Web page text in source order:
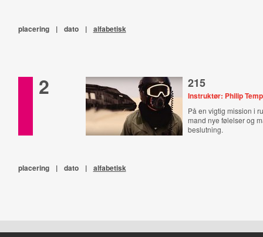
placering | dato | alfabetisk
2 215
Instruktør: Philip
På en vigtig mission i
mand nye følelser og
beslutning.
placering | dato | alfabetisk